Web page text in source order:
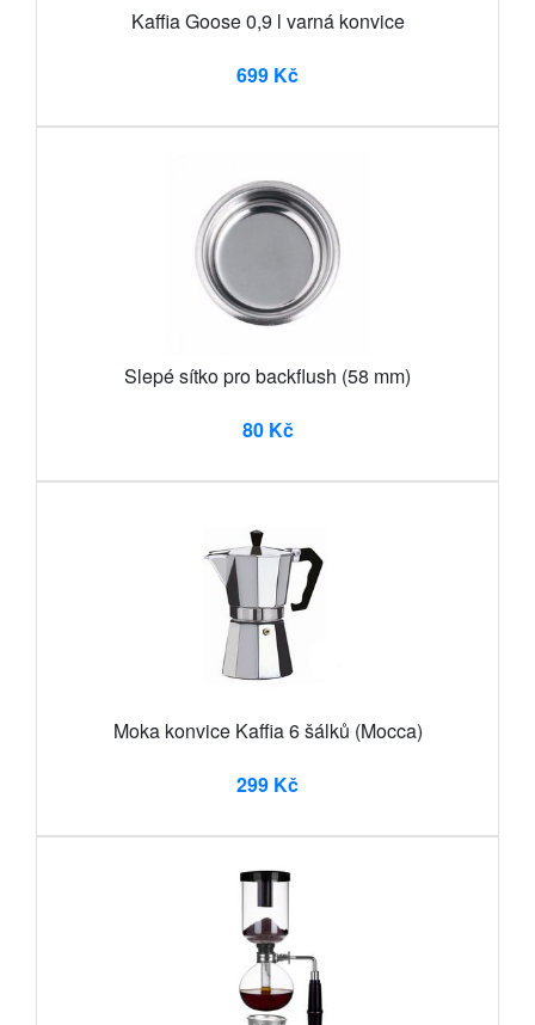
Kaffia Goose 0,9 l varná konvice
699 Kč
Slepé sítko pro backflush (58 mm)
80 Kč
Moka konvice Kaffia 6 šálků (Mocca)
299 Kč